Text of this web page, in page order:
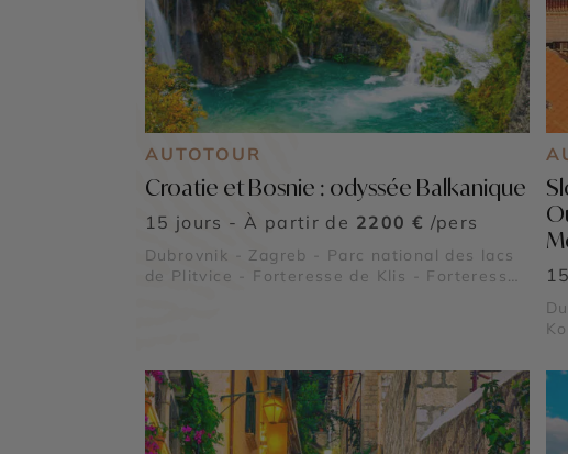
AUTOTOUR
Croatie et Bosnie : odyssée Balkanique
15 jours - À partir de 2200 € /pers
Dubrovnik - Zagreb - Parc national des lacs
de Plitvice - Forteresse de Klis - Forteresses